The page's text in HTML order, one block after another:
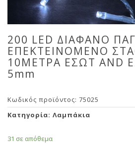
200 LED ΔΙΑΦΑΝΟ
ΕΠΕΚΤΕΙΝΟΜΕΝΟ
10ΜΕΤΡΑ ΕΣΩΤ AND
5mm
Κωδικός προϊόντος: 75025
Κατηγορία: Λαμπάκια
31 σε απόθεμα